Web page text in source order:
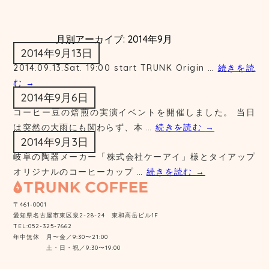
月別アーカイブ: 2014年9月
2014年9月13日
2014.09.13.Sat. 19:00 start TRUNK Origin … 続きを読
む →
2014年9月6日
コーヒー豆の焙煎の実演イベントを開催しました。 当日
は突然の大雨にも関わらず、本 …続きを読む →
2014年9月3日
岐阜の陶器メーカー「株式会社ケーアイ」様とタイアップ
オリジナルのコーヒーカップ … 続きを読む →
〒461-0001
愛知県名古屋市東区泉2-28-24 東和高岳ビル1F
TEL:052-325-7662
年中無休 月〜金／9:30〜21:00
土・日・祝／9:30〜19:00